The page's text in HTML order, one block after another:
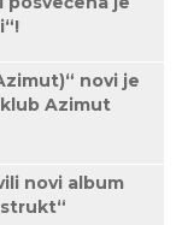
novi je
Azimut
novi album